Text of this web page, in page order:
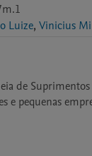
Luize, Vinicius
de
pequenas